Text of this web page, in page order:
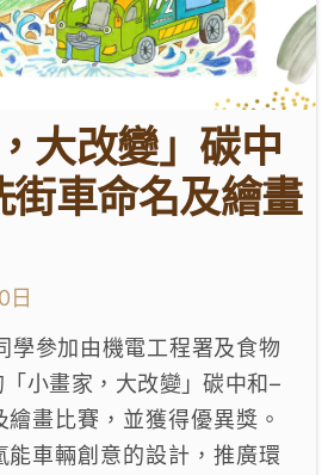
大改變」碳中
街車命名及繪畫
日
學參加由機電工程署及食物
小畫家，大改變」碳中和–
畫比賽，並獲得優異獎。
能車輛創意的設計，推廣環